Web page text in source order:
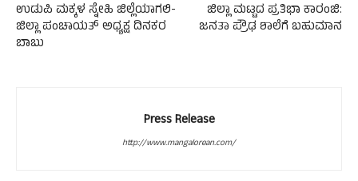
ಉಡುಪಿ ಮಕ್ಕಳ ಸ್ನೇಹಿ ಜಿಲ್ಲೆಯಾಗಲಿ-
ಜಿಲ್ಲಾ ಪಂಚಾಯತ್ ಅಧ್ಯಕ್ಷ ದಿನಕರ
ಬಾಬು
ಜಿಲ್ಲಾ ಮಟ್ಟದ ಪ್ರತಿಭಾ ಕಾರಂಜಿ:
ಜನತಾ ಪ್ರೌಢ ಶಾಲೆಗೆ ಬಹುಮಾನ
Press Release
http://www.mangalorean.com/